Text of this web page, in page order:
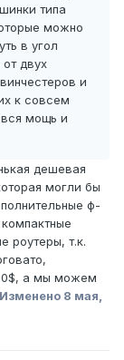
типа
можно
в угол
двух
и
к совсем
мощь и
дешевая
могли бы
ф-
роутеры, т.к.
а мы можем
Изменено 8 мая,